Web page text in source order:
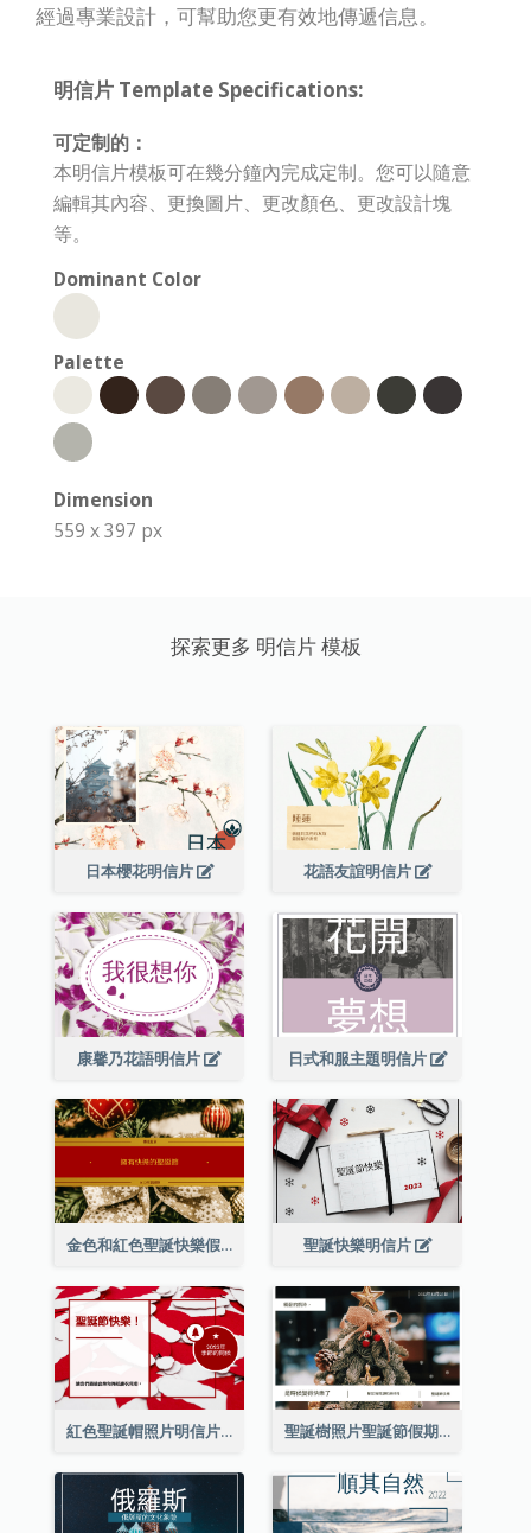
經過專業設計，可幫助您更有效地傳遞信息。
明信片 Template Specifications:
可定制的：
本明信片模板可在幾分鐘內完成定制。您可以隨意
編輯其內容、更換圖片、更改顏色、更改設計塊
等。
Dominant Color
Palette
Dimension
559 x 397 px
探索更多 明信片 模板
日本櫻花明信片 花語友誼明信片
康馨乃花語明信片 日式和服主題明信片
金色和紅色聖誕快樂假期明信片 聖誕快樂明信片
紅色聖誕帽照片明信片 聖誕樹照片聖誕節假期明信片